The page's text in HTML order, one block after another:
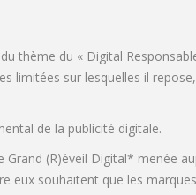
thème du « Digital
limitées sur lesquelles il
de la publicité digitale.
(R)éveil Digital* menée
eux souhaitent que les